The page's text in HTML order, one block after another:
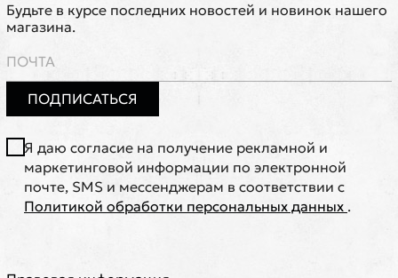
Будьте в курсе последних новостей и новинок нашего
магазина.
ПОДПИСАТЬСЯ
Я даю согласие на получение рекламной и
маркетинговой информации по электронной
почте, SMS и мессенджерам в соответствии с
Политикой обработки персональных данных .